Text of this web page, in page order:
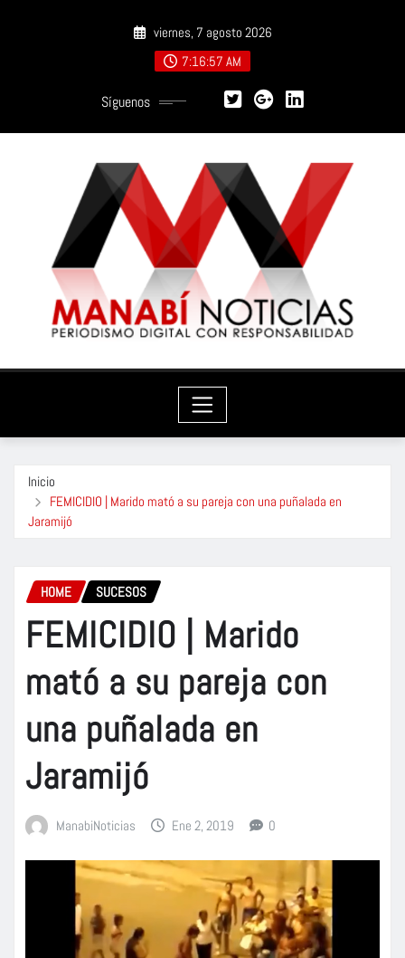
viernes, 7 agosto 2026
7:16:59 AM
Síguenos
Inicio
FEMICIDIO | Marido mató a su pareja con una puñalada en
Jaramijó
HOME SUCESOS
FEMICIDIO | Marido
mató a su pareja con
una puñalada en
Jaramijó
ManabiNoticias Ene 2, 2019 0